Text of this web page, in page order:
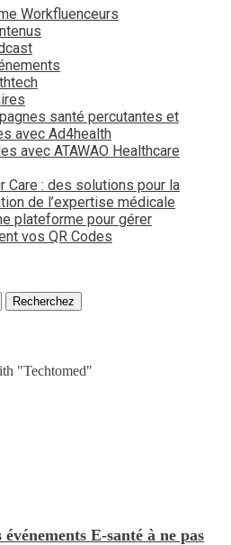
Workfluenceurs
santé percutantes et
avec Ad4health
avec ATAWAO Healthcare
Care : des solutions pour la
de l’expertise médicale
plateforme pour gérer
vos QR Codes
Recherchez
"Techtomed"
E-santé à ne pas